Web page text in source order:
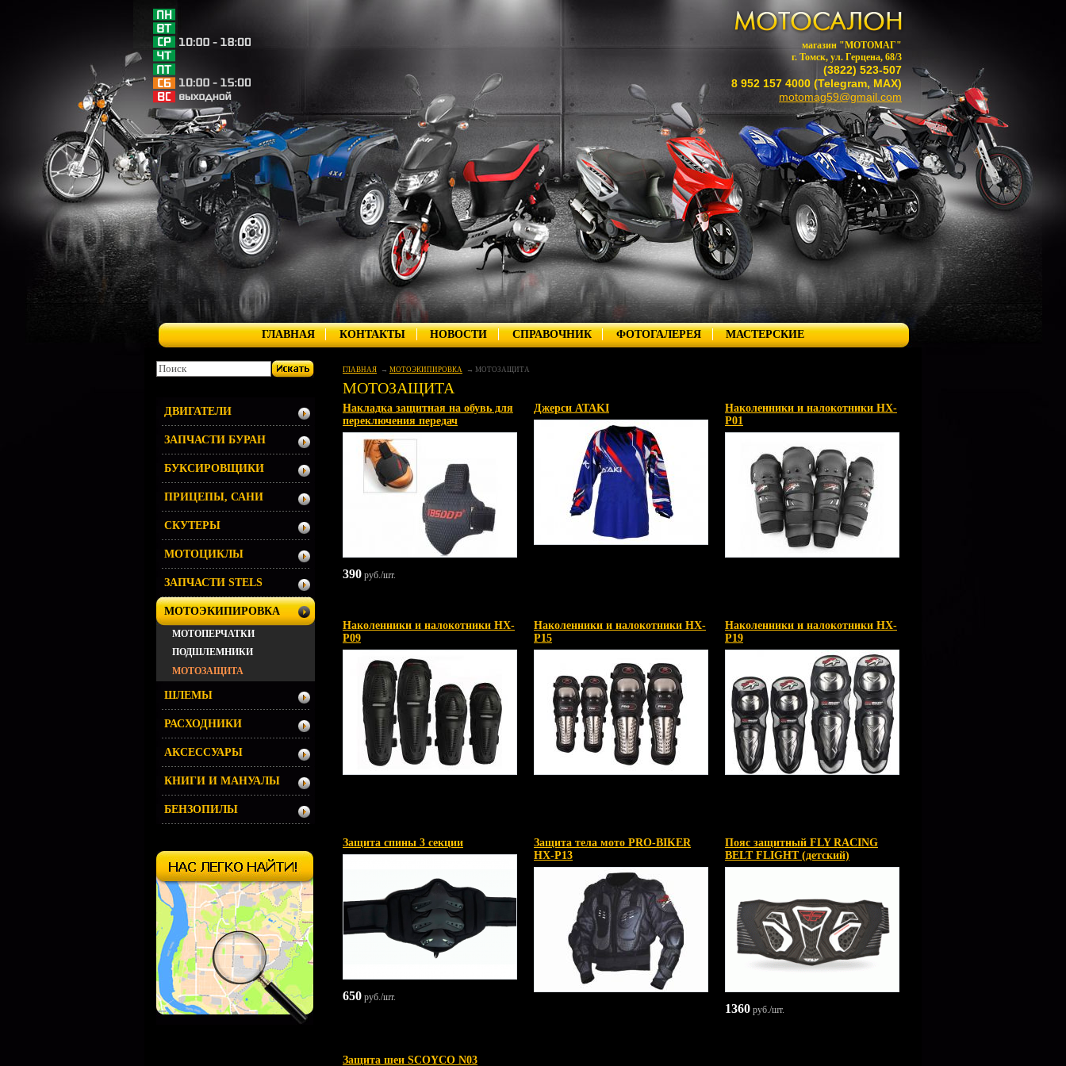
магазин "МОТОМАГ"
г. Томск, ул. Герцена, 68/3
(3822) 523-507
8 952 157 4000 (Telegram, MAX)
motomag59@gmail.com
ГЛАВНАЯ КОНТАКТЫ НОВОСТИ СПРАВОЧНИК ФОТОГАЛЕРЕЯ МАСТЕРСКИЕ
ГЛАВНАЯ МОТОЭКИПИРОВКА МОТОЗАЩИТА
МОТОЗАЩИТА
Накладка защитная на обувь для
переключения передач
390 руб./шт.
Джерси ATAKI
Наколенники и налокотники HX-
P01
Наколенники и налокотники HX-
P09
Наколенники и налокотники HX-
P15
Наколенники и налокотники HX-
P19
Защита спины 3 секции
650 руб./шт.
Защита тела мото PRO-BIKER
НХ-Р13
Пояс защитный FLY RACING
BELT FLIGHT (детский)
1360 руб./шт.
Защита шеи SCOYCO N03
ДВИГАТЕЛИ
ЗАПЧАСТИ БУРАН
БУКСИРОВЩИКИ
ПРИЦЕПЫ, САНИ
СКУТЕРЫ
МОТОЦИКЛЫ
ЗАПЧАСТИ STELS
МОТОЭКИПИРОВКА
МОТОПЕРЧАТКИ
ПОДШЛЕМНИКИ
МОТОЗАЩИТА
ШЛЕМЫ
РАСХОДНИКИ
АКСЕССУАРЫ
КНИГИ И МАНУАЛЫ
БЕНЗОПИЛЫ